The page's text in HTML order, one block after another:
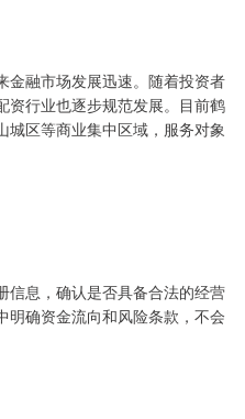
金融市场发展迅速。随着投资者
资行业也逐步规范发展。目前鹤
城区等商业集中区域，服务对象
信息，确认是否具备合法的经营
明确资金流向和风险条款，不会